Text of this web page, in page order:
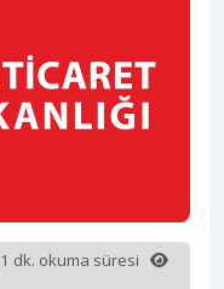
1 dk. okuma süresi